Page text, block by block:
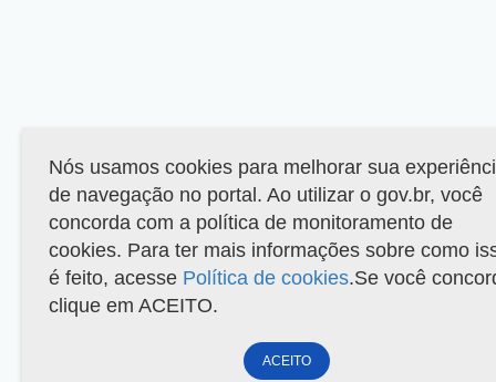
Nós usamos cookies para melhorar sua
de navegação no portal. Ao utilizar o gov.br, você
concorda com a política de monitoramento de
cookies. Para ter mais informações sobre como
é feito, acesse Política de cookies.Se você
clique em ACEITO.
ACEITO